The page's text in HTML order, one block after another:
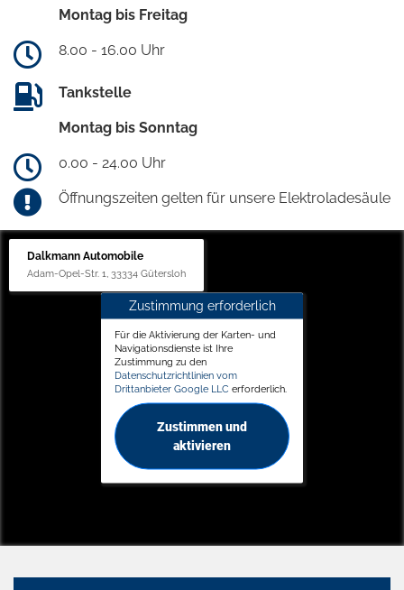
Montag bis Freitag
8.00 - 16.00 Uhr
Tankstelle
Montag bis Sonntag
0.00 - 24.00 Uhr
Öffnungszeiten gelten für unsere Elektroladesäule
Dalkmann Automobile
Adam-Opel-Str. 1, 33334 Gütersloh
Zustimmung erforderlich
Für die Aktivierung der Karten- und
Navigationsdienste ist Ihre
Zustimmung zu den
Datenschutzrichtlinien vom
Drittanbieter Google LLC erforderlich.
Zustimmen und
aktivieren